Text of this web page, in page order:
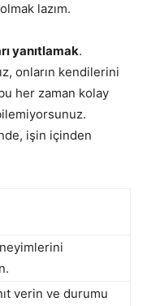
lazım.
yanıtlamak.
onların kendilerini
her zaman kolay
işin içinden
verin ve durumu